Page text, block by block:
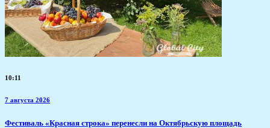
10:11
7 августа 2026
Фестиваль «Красная строка» перенесли на Октябрьскую площадь